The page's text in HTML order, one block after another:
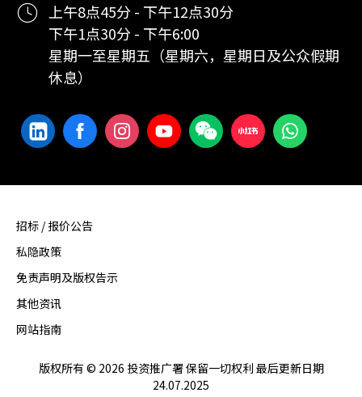
上午8点45分 - 下午12点30分
下午1点30分 - 下午6:00
星期一至星期五（星期六，星期日及公众假期
休息）
招标 / 报价公告
私隐政策
免责声明及版权告示
其他资讯
网站指南
版权所有 © 2026 投资推广署 保留一切权利 最后更新日期
24.07.2025